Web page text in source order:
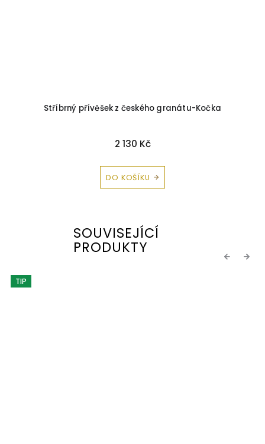
Stříbrný přívěšek z českého granátu-Kočka
2 130 Kč
DO KOŠÍKU
SOUVISEJÍCÍ
PRODUKTY Previous
TIP
Next